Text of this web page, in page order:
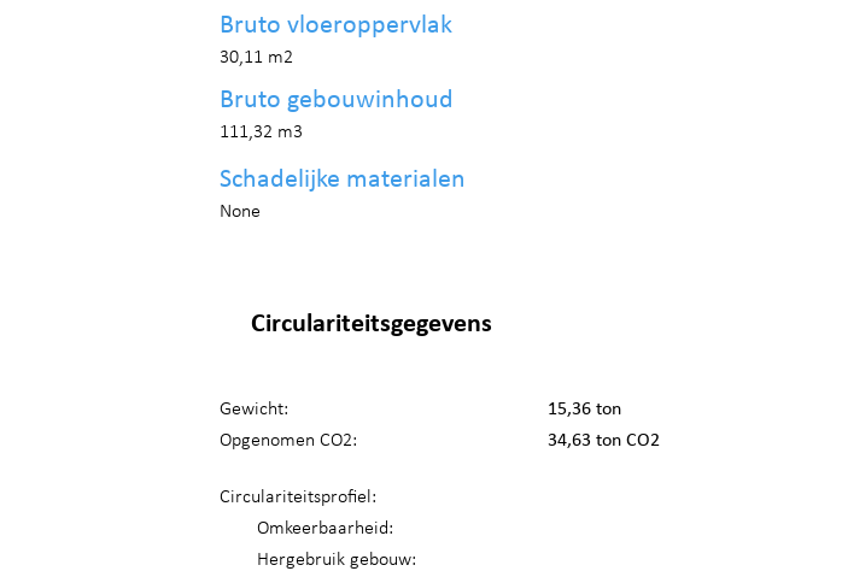
Bruto vloeroppervlak
30,11 m2
Bruto gebouwinhoud
111,32 m3
Schadelijke materialen
None
Circulariteitsgegevens
Gewicht:
Opgenomen CO2:
15,36 ton
34,63 ton CO2
Circulariteitsprofiel:
Omkeerbaarheid:
Hergebruik gebouw: